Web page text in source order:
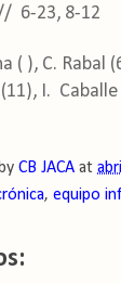
// 6-23, 8-12
( ), C.
I.
CB JACA at
, equipo